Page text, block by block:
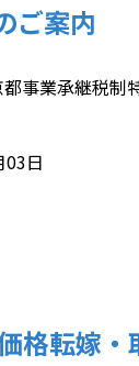
ご案内
事業承継税制
03日
格転嫁・